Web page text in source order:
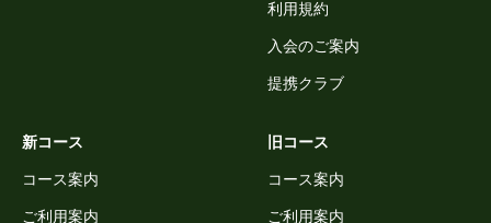
利用規約
入会のご案内
提携クラブ
新コース
コース案内
ご利用案内
旧コース
コース案内
ご利用案内